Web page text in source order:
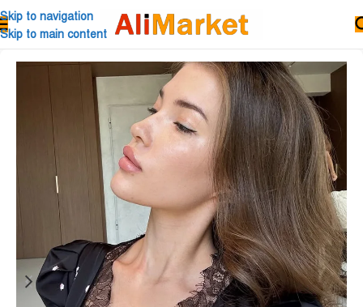
Skip to navigation
Skip to main content